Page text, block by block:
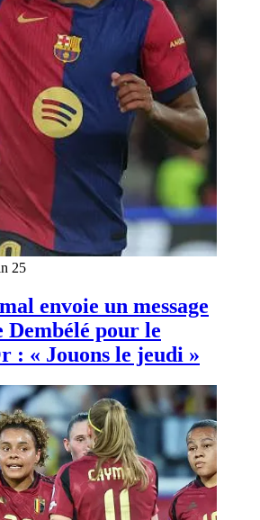
25
envoie un message
Dembélé pour le
: « Jouons le jeudi »